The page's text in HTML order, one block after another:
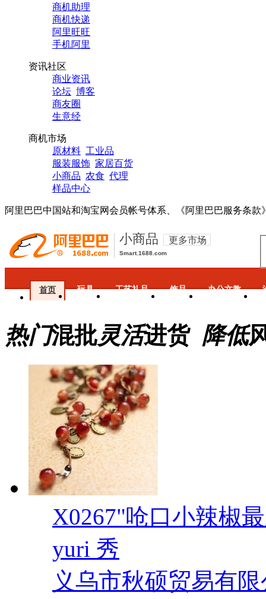
商机助理
商机快递
阿里旺旺
手机阿里
资讯社区
商业资讯
论坛 博客
商友圈
生意经
商机市场
原材料 工业品
服装服饰 家居百货
小商品 农食 代理
样品中心
阿里巴巴中国站和淘宝网会员帐号体系、《阿里巴巴服务条
小商品 更多市场
Smart.1688.com
首页 玩具 工艺礼品 饰品 办公文教
热门混批灵活进货 降低
X0267"呛口小辣椒
yuri 秀
义乌市秋硕贸易有